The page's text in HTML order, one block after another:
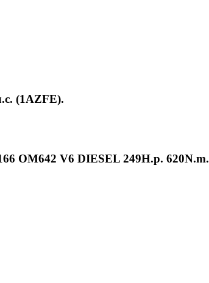
(1AZFE).
OM642 V6 DIESEL 249H.p. 620N.m.